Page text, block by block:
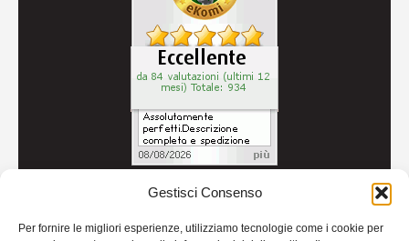
Gestisci Consenso
Per fornire le migliori esperienze, utilizziamo tecnologie come i cookie per
Credits